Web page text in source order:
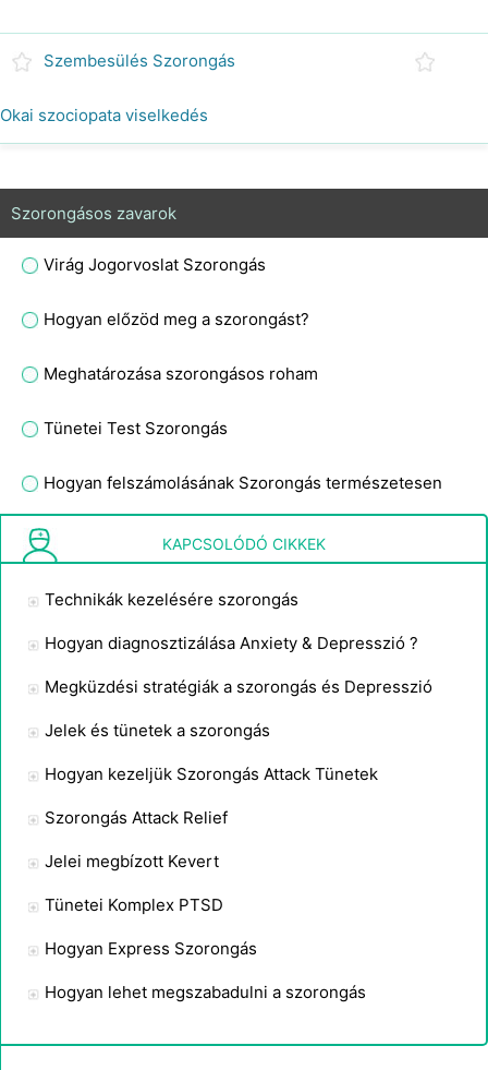
Szembesülés Szorongás
Okai szociopata viselkedés
Szorongásos zavarok
Virág Jogorvoslat Szorongás
Hogyan előzöd meg a szorongást?
Meghatározása szorongásos roham
Tünetei Test Szorongás
Hogyan felszámolásának Szorongás természetesen
Milyen típusú gyógyszert is felírt a szorongás ?
KAPCSOLÓDÓ CIKKEK
Technikák kezelésére szorongás
Hogyan diagnosztizálása Anxiety & Depresszió ?
Megküzdési stratégiák a szorongás és Depresszió
Jelek és tünetek a szorongás
Hogyan kezeljük Szorongás Attack Tünetek
Szorongás Attack Relief
Jelei megbízott Kevert
Tünetei Komplex PTSD
Hogyan Express Szorongás
Hogyan lehet megszabadulni a szorongás